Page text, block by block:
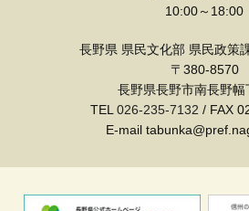
10:00～18:00
長野県 県民文化部 県民政策
〒380-8570
長野県長野市南長野幅
TEL026-235-7132 / FAX
E-mail